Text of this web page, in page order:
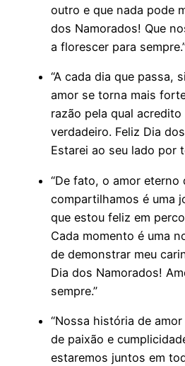
outro e que nada pode
dos Namorados! Que
a florescer para
“A cada dia que passa,
amor se torna mais
razão pela qual
verdadeiro. Feliz Dia
Estarei ao seu lado por
“De fato, o amor eterno
compartilhamos é uma
que estou feliz em
Cada momento é uma
de demonstrar meu
Dia dos Namorados!
sempre.”
“Nossa história de
de paixão e
estaremos juntos em